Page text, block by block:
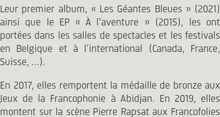
Leur premier album, « Les Géantes Bleues » (2021)
ainsi que le EP « À l’aventure » (2015), les ont
portées dans les salles de spectacles et les festivals
en Belgique et à l'international (Canada, France,
Suisse, …).
En 2017, elles remportent la médaille de bronze aux
Jeux de la Francophonie à Abidjan. En 2019, elles
montent sur la scène Pierre Rapsat aux Francofolies